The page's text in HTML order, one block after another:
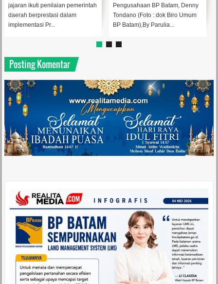
penilaian pemerintah
dalam
Pr...
Pengusahaan BP Batam, Denny
Tondano (Foto : dok Biro Umum
BP Batam),By Parulia...
Tondano
Posting Komentar